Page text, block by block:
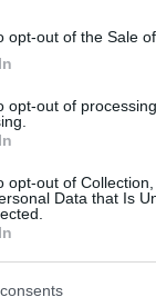
opt-out of the Sale
opt-out of
opt-out of
Data that Is
που η βασίλισσα
22 χρόνια από τον
Παπαμιχαήλ:
Φιλμ για το
του